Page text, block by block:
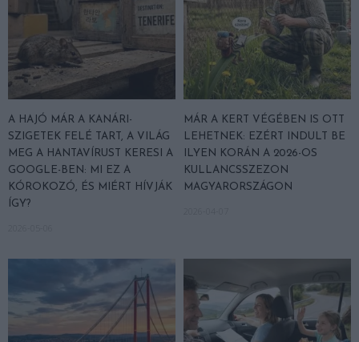
A HAJÓ MÁR A KANÁRI-
SZIGETEK FELÉ TART, A VILÁG
MEG A HANTAVÍRUST KERESI A
GOOGLE-BEN: MI EZ A
KÓROKOZÓ, ÉS MIÉRT HÍVJÁK
ÍGY?
MÁR A KERT VÉGÉBEN IS OTT
LEHETNEK: EZÉRT INDULT BE
ILYEN KORÁN A 2026-OS
KULLANCSSZEZON
MAGYARORSZÁGON